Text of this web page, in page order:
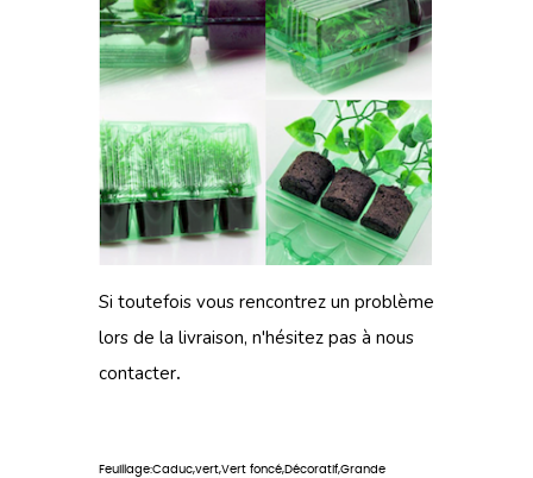
Si toutefois vous rencontrez un problème
lors de la livraison, n'hésitez pas à nous
contacter.
Feuillage:Caduc,vert,Vert foncé,Décoratif,Grande